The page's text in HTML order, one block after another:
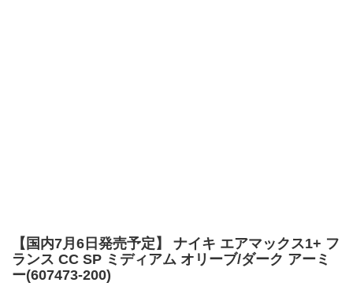
【国内7月6日発売予定】 ナイキ エアマックス1+ フ
ランス CC SP ミディアム オリーブ/ダーク アーミ
ー(607473-200)